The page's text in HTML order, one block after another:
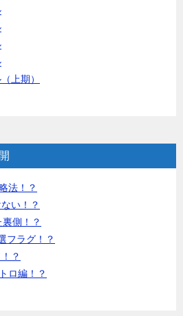
上期）
法！？
い！？
側！？
フラグ！？
？
ロ編！？